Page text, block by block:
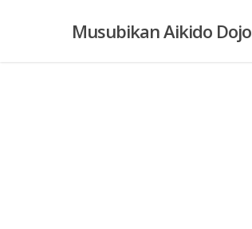
Musubikan Aikido Dojo